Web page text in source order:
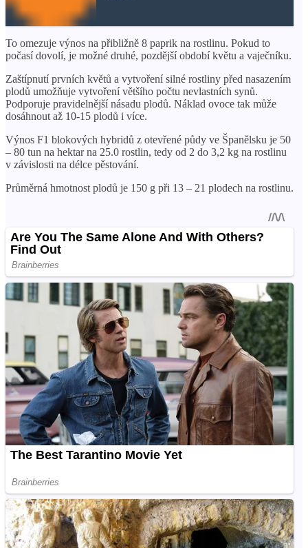
To omezuje výnos na přibližně 8 paprik na rostlinu. Pokud to
počasí dovolí, je možné druhé, pozdější období květu a vaječníku.
Zaštípnutí prvních květů a vytvoření silné rostliny před nasazením
plodů umožňuje vytvoření většího počtu nevlastních synů.
Podporuje pravidelnější násadu plodů. Náklad ovoce tak může
dosáhnout až 10-15 plodů i více.
Výnos F1 blokových hybridů z otevřené půdy ve Španělsku je 50
– 80 tun na hektar na 25.0 rostlin, tedy od 2 do 3,2 kg na rostlinu
v závislosti na délce pěstování.
Průměrná hmotnost plodů je 150 g při 13 – 21 plodech na rostlinu.